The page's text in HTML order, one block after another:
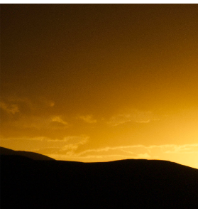
Мир
Команда